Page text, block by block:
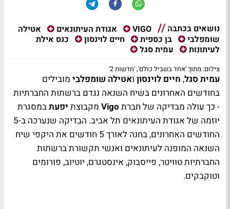
נושאים בכתבה VIGO אגודת העיתונאים
אטילה
שומפלבי
בן כספית חיים לוינסון
כנס אילת
לעיתונות
עמית סגל
צילום: מתוך 'אחד בשביל כולם', 'חדשות 2'
עמית סגל, חיים לוינסון ואטילה שומפלבי מובילים
בחודשים האחרונים בשיח השנאה נגדם ברשתות החברתיות
- כך עולה מבדיקה של חברת Vigo מקבוצת יפעתבמסגרת
יוזמה של אגודת העיתונאים תל אביב. הבדיקה שנערכה ב-5
החודשים האחרונים, בחנה לאורך 5 חודשים את היקפי שיח
השנאה המופנה לעיתונאים ואנשי תקשורת ברשתות
החברתיות טוויטר, פייסבוק, אינסטגרם, יוטיוב, פורומים
וטוקבקים.